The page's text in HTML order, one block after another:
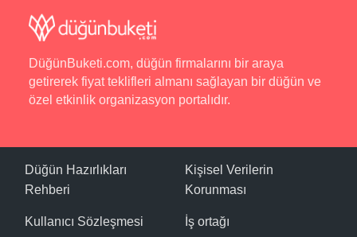
DüğünBuketi.com, düğün firmalarını bir araya
getirerek fiyat teklifleri almanı sağlayan bir düğün ve
özel etkinlik organizasyon portalıdır.
Düğün Hazırlıkları
Rehberi
Kullanıcı Sözleşmesi
Kişisel Verilerin
Korunması
İş ortağı